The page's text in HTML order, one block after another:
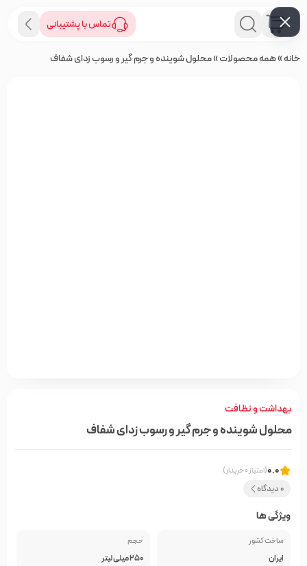
تماس با پشتیبانی
خانه»همه محصولات»محلول شوینده و جرم گیر و رسوب زدای شفاف
بهداشت و نظافت
محلول شوینده و جرم گیر و رسوب زدای شفاف
0.0(امتیاز 0 خریدار)
0 دیدگاه
ویژگی ها
ساخت کشور
ایران
حجم
250 میلی لیتر